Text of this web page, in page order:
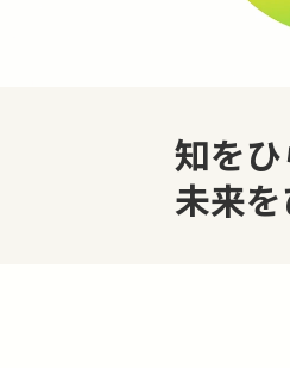
知をひ
未来を